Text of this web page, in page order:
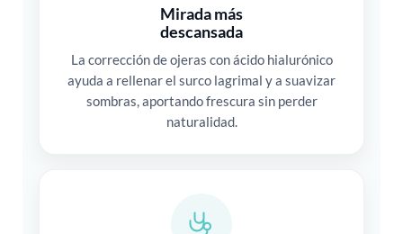
Mirada más
descansada
La corrección de ojeras con ácido hialurónico
ayuda a rellenar el surco lagrimal y a suavizar
sombras, aportando frescura sin perder
naturalidad.